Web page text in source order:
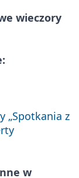
wieczory
„Spotkania z
w